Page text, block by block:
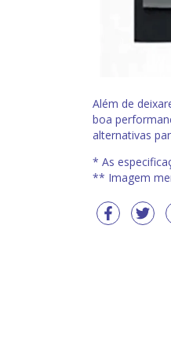
Além de
boa
alternativas
* As
** Imagem